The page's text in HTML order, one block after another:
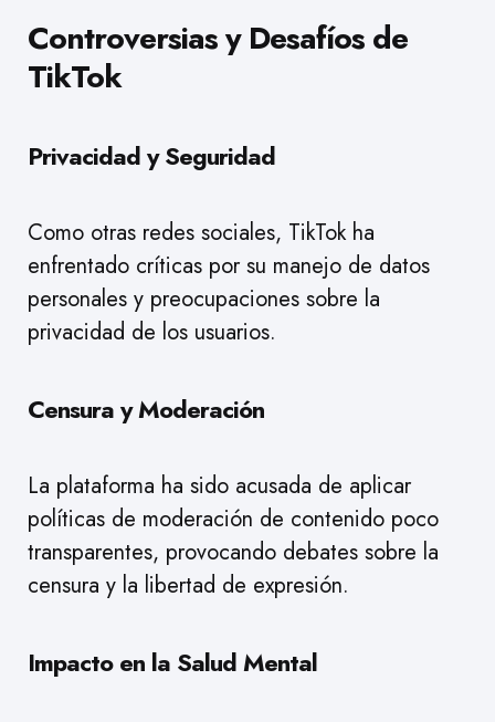
Controversias y Desafíos de
TikTok
Privacidad y Seguridad
Como otras redes sociales, TikTok ha
enfrentado críticas por su manejo de datos
personales y preocupaciones sobre la
privacidad de los usuarios.
Censura y Moderación
La plataforma ha sido acusada de aplicar
políticas de moderación de contenido poco
transparentes, provocando debates sobre la
censura y la libertad de expresión.
Impacto en la Salud Mental